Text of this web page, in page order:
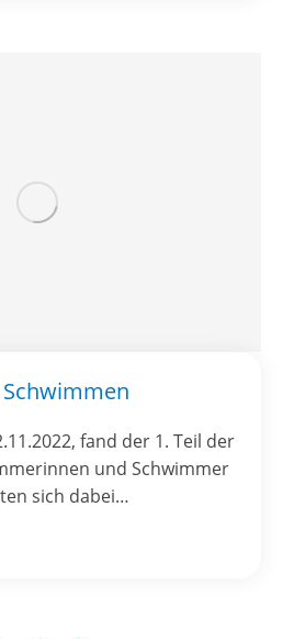
fand der 1. Teil der
und Schwimmer
sich dabei…